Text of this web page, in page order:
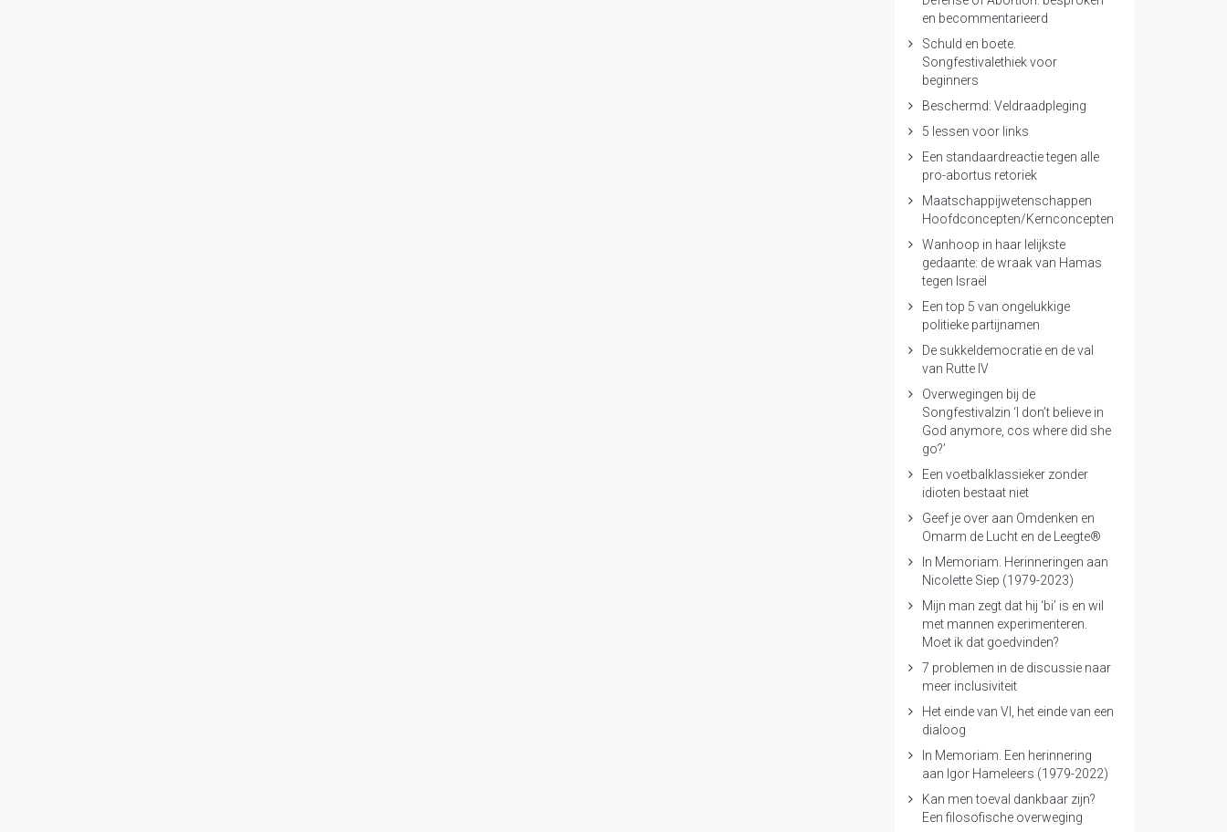
en becommentarieerd
Schuld en boete.
Songfestivalethiek voor
beginners
Beschermd: Veldraadpleging
5 lessen voor links
Een standaardreactie tegen alle
pro-abortus retoriek
Maatschappijwetenschappen
Hoofdconcepten/Kernconcepten
Wanhoop in haar lelijkste
gedaante: de wraak van Hamas
tegen Israël
Een top 5 van ongelukkige
politieke partijnamen
De sukkeldemocratie en de val
van Rutte IV
Overwegingen bij de
Songfestivalzin ‘I don’t believe in
God anymore, cos where did she
go?’
Een voetbalklassieker zonder
idioten bestaat niet
Geef je over aan Omdenken en
Omarm de Lucht en de Leegte®
In Memoriam. Herinneringen aan
Nicolette Siep (1979-2023)
Mijn man zegt dat hij ‘bi’ is en wil
met mannen experimenteren.
Moet ik dat goedvinden?
7 problemen in de discussie naar
meer inclusiviteit
Het einde van VI, het einde van een
dialoog
In Memoriam. Een herinnering
aan Igor Hameleers (1979-2022)
Kan men toeval dankbaar zijn?
Een filosofische overweging